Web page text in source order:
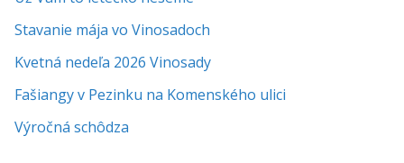
Stavanie mája vo Vinosadoch
Kvetná nedeľa 2026 Vinosady
Fašiangy v Pezinku na Komenského ulici
Výročná schôdza